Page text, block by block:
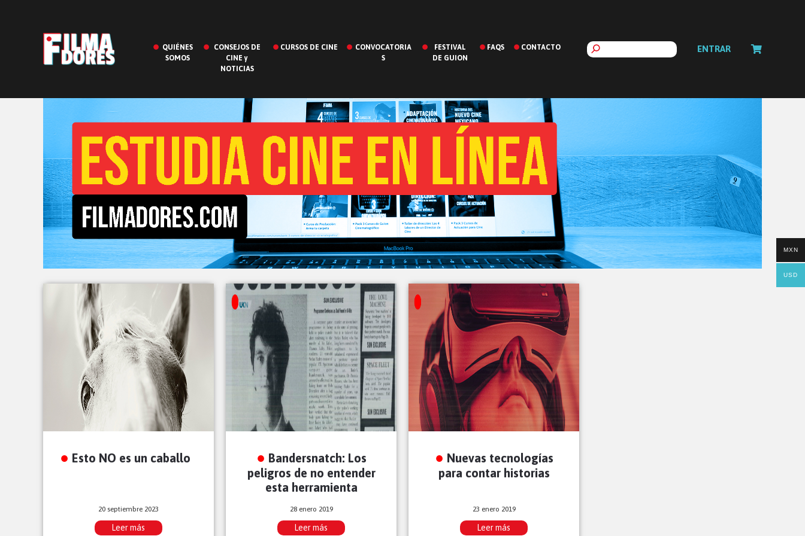
QUIÉNES
SOMOS
CONSEJOS DE
CINE y
NOTICIAS
CURSOS DE CINE
CONVOCATORIA
S
FESTIVAL
DE GUION
FAQS CONTACTO ENTRAR
Esto NO es un caballo
20 septiembre 2023
Leer más
Bandersnatch: Los
peligros de no entender
esta herramienta
28 enero 2019
Leer más
Nuevas tecnologías
para contar historias
23 enero 2019
Leer más
MXN
USD